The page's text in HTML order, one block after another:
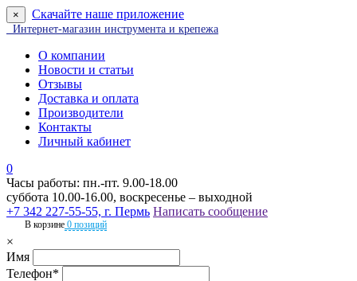
× Скачайте наше приложение
Интернет-магазин инструмента и крепежа
О компании
Новости и статьи
Отзывы
Доставка и оплата
Производители
Контакты
Личный кабинет
0
Часы работы: пн.-пт. 9.00-18.00
суббота 10.00-16.00, воскресенье – выходной
+7 342 227-55-55, г. Пермь Написать сообщение
В корзине 0 позиций
×
Имя
Телефон*